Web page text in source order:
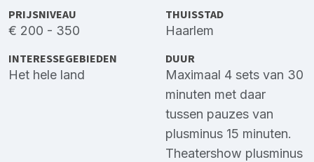
PRIJSNIVEAU
€ 200 - 350
THUISSTAD
Haarlem
INTERESSEGEBIEDEN
Het hele land
DUUR
Maximaal 4 sets van 30
minuten met daar
tussen pauzes van
plusminus 15 minuten.
Theatershow plusminus